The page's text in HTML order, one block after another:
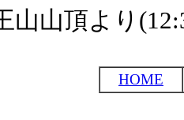
山頂より
HOME